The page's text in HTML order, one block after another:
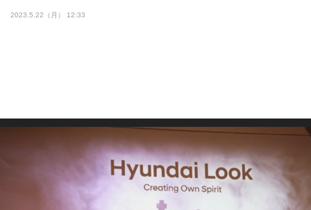
2023.5.22（月） 12:33